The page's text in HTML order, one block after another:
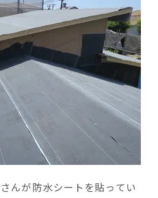
んが防水シートを貼ってい